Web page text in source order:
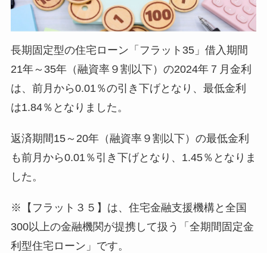
長期固定型の住宅ローン「フラット35」借入期間
21年～35年（融資率９割以下）の2024年７月金利
は、前月から0.01％の引き下げとなり、最低金利
は1.84％となりました。
返済期間15～20年（融資率９割以下）の最低金利
も前月から0.01％引き下げとなり、1.45％となりま
した。
※【フラット３５】は、住宅金融支援機構と全国
300以上の金融機関が提携して扱う「全期間固定金
利型住宅ローン」です。